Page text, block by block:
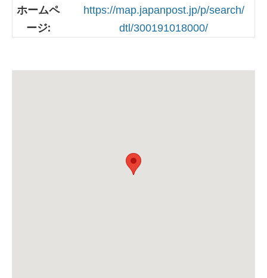
ホームペ
ージ:
https://map.japanpost.jp/p/search/
dtl/300191018000/